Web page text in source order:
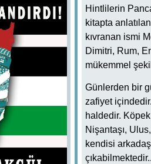
Hintlilerin
kitapta
kıvranan ismi
Dimitri, Rum,
mükemmel
Günlerden bir
zafiyet
haldedir.
Nişantaşı,
kendisi
çıkabilmektedir..